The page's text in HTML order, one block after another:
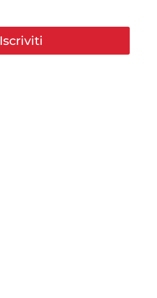
Iscriviti